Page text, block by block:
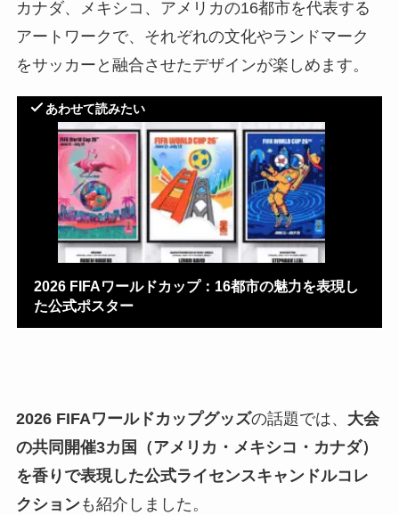
カナダ、メキシコ、アメリカの16都市を代表する
アートワークで、それぞれの文化やランドマーク
をサッカーと融合させたデザインが楽しめます。
あわせて読みたい
2026 FIFAワールドカップ：16都市の魅力を表現し
た公式ポスター
2026 FIFAワールドカップグッズの話題では、 大会
の共同開催3カ国（アメリカ・メキシコ・カナダ）
を香りで表現した公式ライセンスキャンドルコレ
クションも紹介しました。